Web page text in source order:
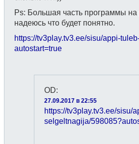
Ps: Большая часть программы на
надеюсь что будет понятно.
https://tv3play.tv3.ee/sisu/appi-
autostart=true
OD:
27.09.2017 в 22:55
https://tv3play.tv3.ee/sisu/
selgeltnagija/